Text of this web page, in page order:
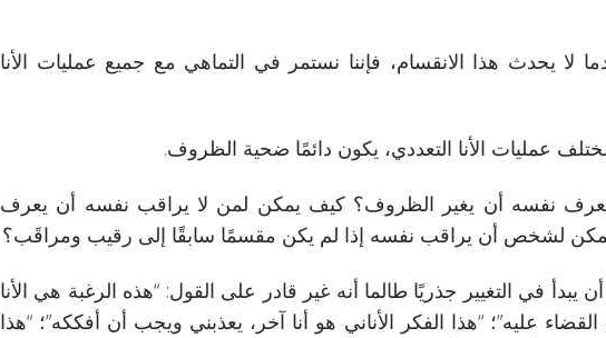
لا يحدث هذا الانقسام، فإننا نستمر في التماهي مع جميع عمليات الأنا
عمليات الأنا التعددي، يكون دائمًا ضحية الظروف.
نفسه أن يغير الظروف؟ كيف يمكن لمن لا يراقب نفسه أن يعرف
لشخص أن يراقب نفسه إذا لم يكن مقسمًا سابقًا إلى رقيب ومراقَب؟
يبدأ في التغيير جذريًا طالما أنه غير قادر على القول: “هذه الرغبة هي الأنا
عليه”؛ “هذا الفكر الأناني هو أنا آخر، يعذبني ويجب أن أفككه”؛ “هذا